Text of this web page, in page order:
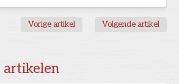
Vorige artikel Volgende artikel
artikelen